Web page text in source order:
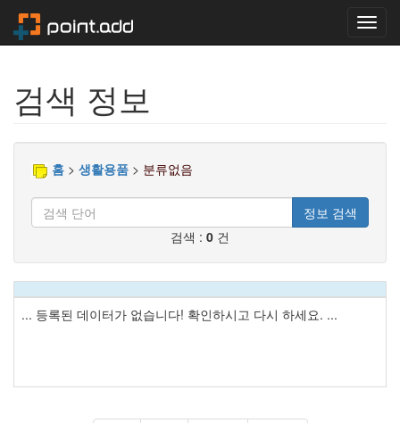
검색 정보
홈 > 생활용품 > 분류없음
정보 검색
검색 : 0 건
... 등록된 데이터가 없습니다! 확인하시고 다시 하세요. ...